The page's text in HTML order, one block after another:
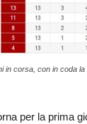
in corsa, con in coda
per la prima